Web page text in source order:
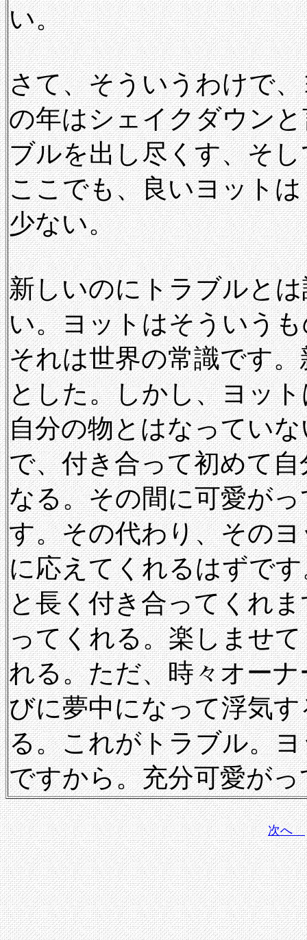
い。
さて、そういうわけで
の年はシェイクダウン
ブルを出し尽くす、そ
ここでも、良いヨット
少ない。
新しいのにトラブルと
い。ヨットはそういう
それは世界の常識です
とした。しかし、ヨッ
自分の物とはなってい
で、付き合って初めて
なる。その間に可愛が
す。その代わり、その
に応えてくれるはずで
と長く付き合ってくれ
ってくれる。楽しませ
れる。ただ、時々オー
びに夢中になって浮気
る。これがトラブル。
ですから。充分可愛が
次へ